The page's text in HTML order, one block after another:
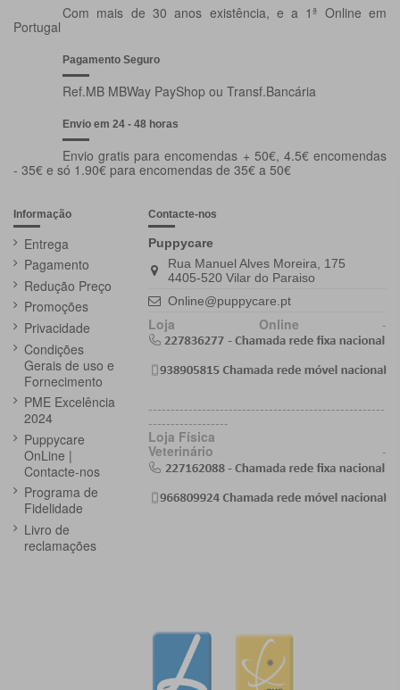
Com mais de 30 anos existência, e a 1ª Online em
Portugal
Pagamento Seguro
Ref.MB MBWay PayShop ou Transf.Bancária
Envio em 24 - 48 horas
Envio gratis para encomendas + 50€, 4.5€ encomendas
- 35€ e só 1.90€ para encomendas de 35€ a 50€
Informação
Entrega
Pagamento
Redução Preço
Promoções
Privacidade
Condições
Gerais de uso e
Fornecimento
PME Excelência
2024
Puppycare
OnLine |
Contacte-nos
Programa de
Fidelidade
Livro de
reclamações
Contacte-nos
Puppycare
Rua Manuel Alves Moreira, 175
4405-520 Vilar do Paraiso
Online@puppycare.pt
Loja Online -
-----------------------------------------------------
------------------
Loja Física
Veterinário -